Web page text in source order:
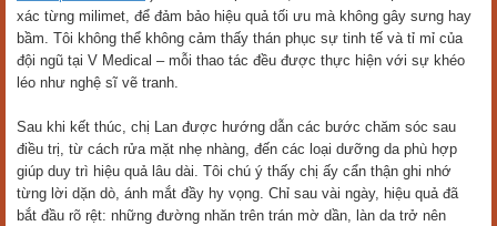
xác từng milimet, để đảm bảo hiệu quả tối ưu mà không gây sưng hay
bầm. Tôi không thể không cảm thấy thán phục sự tinh tế và tỉ mỉ của
đội ngũ tại V Medical – mỗi thao tác đều được thực hiện với sự khéo
léo như nghệ sĩ vẽ tranh.
Sau khi kết thúc, chị Lan được hướng dẫn các bước chăm sóc sau
điều trị, từ cách rửa mặt nhẹ nhàng, đến các loại dưỡng da phù hợp
giúp duy trì hiệu quả lâu dài. Tôi chú ý thấy chị ấy cẩn thận ghi nhớ
từng lời dặn dò, ánh mắt đầy hy vọng. Chỉ sau vài ngày, hiệu quả đã
bắt đầu rõ rệt: những đường nhăn trên trán mờ dần, làn da trở nên